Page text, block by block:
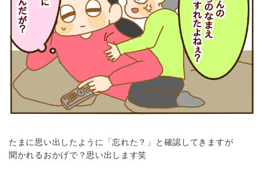
たまに思い出したように「忘れた？」と確認してきますが
聞かれるおかげで？思い出します笑